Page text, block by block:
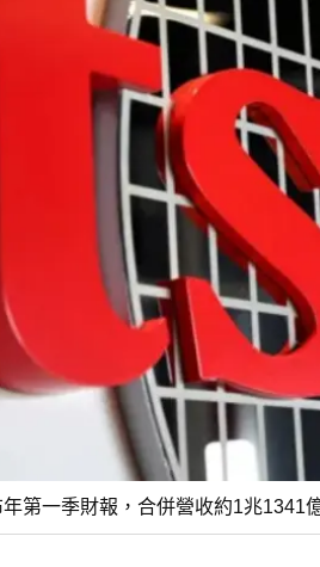
第一季財報，合併營收約1兆1341